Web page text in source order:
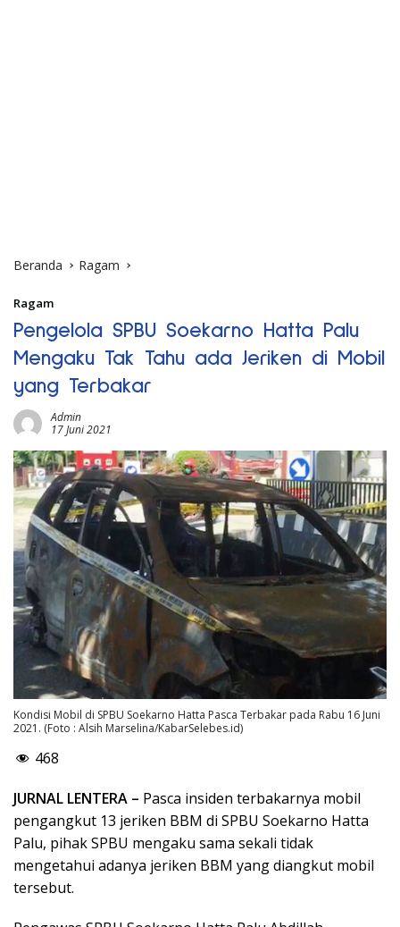
Beranda Ragam
Ragam
Pengelola SPBU Soekarno Hatta Palu
Mengaku Tak Tahu ada Jeriken di Mobil
yang Terbakar
Admin
17 Juni 2021
Kondisi Mobil di SPBU Soekarno Hatta Pasca Terbakar pada Rabu 16 Juni
2021. (Foto : Alsih Marselina/KabarSelebes.id)
468
JURNAL LENTERA – Pasca insiden terbakarnya mobil
pengangkut 13 jeriken BBM di SPBU Soekarno Hatta
Palu, pihak SPBU mengaku sama sekali tidak
mengetahui adanya jeriken BBM yang diangkut mobil
tersebut.